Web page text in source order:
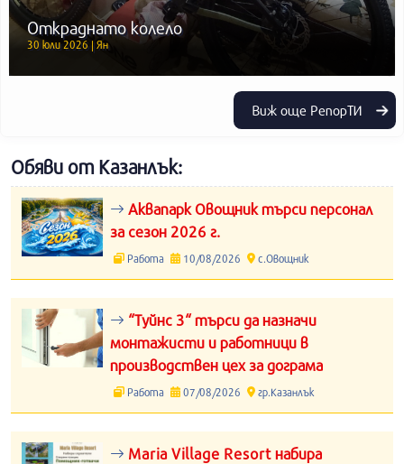
Откраднато колело
30 юли 2026 | Ян
Виж още РепорТИ
Обяви от Казанлък:
Аквапарк Овощник търси персонал
за сезон 2026 г.
Работа 10/08/2026 с.Овощник
“Туйнс 3“ търси да назначи
монтажисти и работници в
производствен цех за дограма
Работа 07/08/2026 гр.Казанлък
Maria Village Resort набира